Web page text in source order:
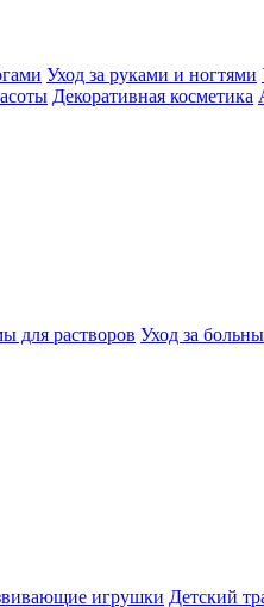
Уход за руками и ногтями
Декоративная косметика
для растворов Уход за
игрушки Детский